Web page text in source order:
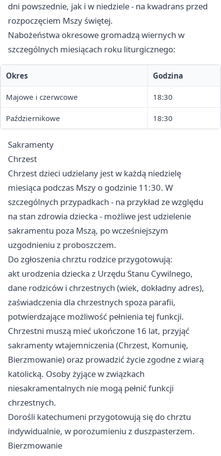
dni powszednie, jak i w niedziele - na kwadrans przed
rozpoczęciem Mszy świętej.
Nabożeństwa okresowe gromadzą wiernych w
szczególnych miesiącach roku liturgicznego:
Okres Godzina
Majowe i czerwcowe 18:30
Październikowe 18:30
Sakramenty
Chrzest
Chrzest dzieci udzielany jest w każdą niedzielę
miesiąca podczas Mszy o godzinie 11:30. W
szczególnych przypadkach - na przykład ze względu
na stan zdrowia dziecka - możliwe jest udzielenie
sakramentu poza Mszą, po wcześniejszym
uzgodnieniu z proboszczem.
Do zgłoszenia chrztu rodzice przygotowują:
akt urodzenia dziecka z Urzędu Stanu Cywilnego,
dane rodziców i chrzestnych (wiek, dokładny adres),
zaświadczenia dla chrzestnych spoza parafii,
potwierdzające możliwość pełnienia tej funkcji.
Chrzestni muszą mieć ukończone 16 lat, przyjąć
sakramenty wtajemniczenia (Chrzest, Komunię,
Bierzmowanie) oraz prowadzić życie zgodne z wiarą
katolicką. Osoby żyjące w związkach
niesakramentalnych nie mogą pełnić funkcji
chrzestnych.
Dorośli katechumeni przygotowują się do chrztu
indywidualnie, w porozumieniu z duszpasterzem.
Bierzmowanie